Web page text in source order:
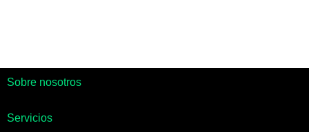
Sobre nosotros
Servicios